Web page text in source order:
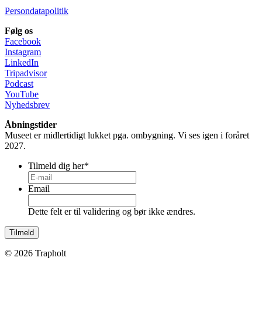
Persondatapolitik
Følg os
Facebook
Instagram
LinkedIn
Tripadvisor
Podcast
YouTube
Nyhedsbrev
Åbningstider
Museet er midlertidigt lukket pga. ombygning. Vi ses igen i foråret
2027.
Tilmeld dig her*
Email
Dette felt er til validering og bør ikke ændres.
© 2026 Trapholt